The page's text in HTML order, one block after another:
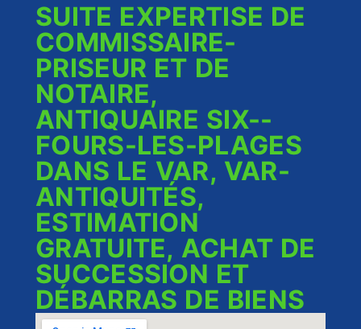
SUITE EXPERTISE DE
COMMISSAIRE-
PRISEUR ET DE
NOTAIRE,
ANTIQUAIRE SIX--
FOURS-LES-PLAGES
DANS LE VAR, VAR-
ANTIQUITÉS,
ESTIMATION
GRATUITE, ACHAT DE
SUCCESSION ET
DÉBARRAS DE BIENS